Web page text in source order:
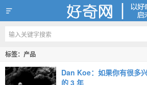
好奇网
标签：产品
Dan Koe：如果你有很多
的 3 年